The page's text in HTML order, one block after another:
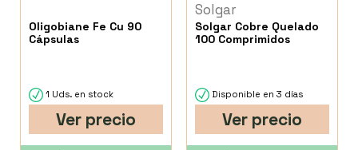
Oligobiane Fe Cu 90
Cápsulas
1 Uds. en stock
Ver precio
Solgar
Solgar Cobre Quelado
100 Comprimidos
Disponible en 3 días
Ver precio